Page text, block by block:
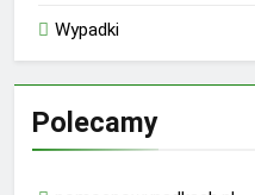
Wypadki
Polecamy